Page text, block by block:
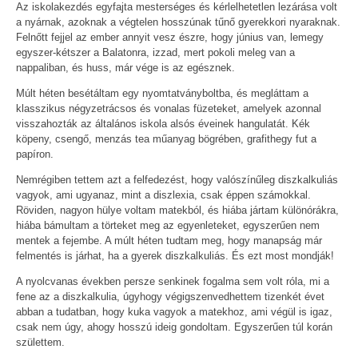
Az iskolakezdés egyfajta mesterséges és kérlelhetetlen lezárása volt
a nyárnak, azoknak a végtelen hosszúnak tűnő gyerekkori nyaraknak.
Felnőtt fejjel az ember annyit vesz észre, hogy június van, lemegy
egyszer-kétszer a Balatonra, izzad, mert pokoli meleg van a
nappaliban, és huss, már vége is az egésznek.
Múlt héten besétáltam egy nyomtatványboltba, és megláttam a
klasszikus négyzetrácsos és vonalas füzeteket, amelyek azonnal
visszahozták az általános iskola alsós éveinek hangulatát. Kék
köpeny, csengő, menzás tea műanyag bögrében, grafithegy fut a
papíron.
Nemrégiben tettem azt a felfedezést, hogy valószínűleg diszkalkuliás
vagyok, ami ugyanaz, mint a diszlexia, csak éppen számokkal.
Röviden, nagyon hülye voltam matekból, és hiába jártam különórákra,
hiába bámultam a törteket meg az egyenleteket, egyszerűen nem
mentek a fejembe. A múlt héten tudtam meg, hogy manapság már
felmentés is járhat, ha a gyerek diszkalkuliás. És ezt most mondják!
A nyolcvanas években persze senkinek fogalma sem volt róla, mi a
fene az a diszkalkulia, úgyhogy végigszenvedhettem tizenkét évet
abban a tudatban, hogy kuka vagyok a matekhoz, ami végül is igaz,
csak nem úgy, ahogy hosszú ideig gondoltam. Egyszerűen túl korán
születtem.